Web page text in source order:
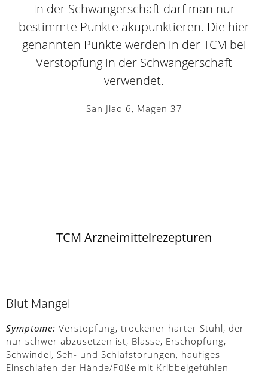
In der Schwangerschaft darf man nur
bestimmte Punkte akupunktieren. Die hier
genannten Punkte werden in der TCM bei
Verstopfung in der Schwangerschaft
verwendet.
San Jiao 6, Magen 37
TCM Arzneimittelrezepturen
Blut Mangel
Symptome: Verstopfung, trockener harter Stuhl, der
nur schwer abzusetzen ist, Blässe, Erschöpfung,
Schwindel, Seh- und Schlafstörungen, häufiges
Einschlafen der Hände/Füße mit Kribbelgefühlen